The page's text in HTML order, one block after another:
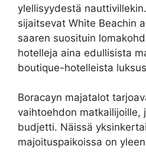
ylellisyydestä
sijaitsevat White Beachin
saaren suosituin
hotelleja aina edullisista
boutique-hotelleista
Boracayn majatalot
vaihtoehdon matkailijoille,
budjetti. Näissä
majoituspaikoissa on